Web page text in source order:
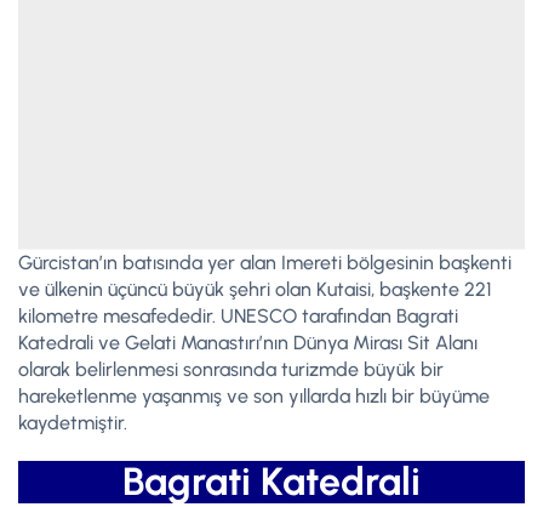
Gürcistan’ın batısında yer alan Imereti bölgesinin başkenti
ve ülkenin üçüncü büyük şehri olan Kutaisi, başkente 221
kilometre mesafededir. UNESCO tarafından Bagrati
Katedrali ve Gelati Manastırı’nın Dünya Mirası Sit Alanı
olarak belirlenmesi sonrasında turizmde büyük bir
hareketlenme yaşanmış ve son yıllarda hızlı bir büyüme
kaydetmiştir.
Bagrati Katedrali